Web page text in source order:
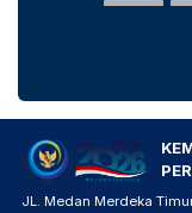
JL. Medan Merdeka